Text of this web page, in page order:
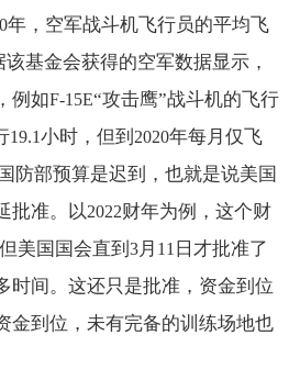
年，空军战斗机飞行员的平均飞
该基金会获得的空军数据显示，
例如F-15E“攻击鹰”战斗机的飞行
19.1小时，但到 2020年每月仅飞
防部预算是迟到，也就是说美国
批准。以2022财年为例，这个财
美国国会直到 3月 11 日才批准了
时间。这还只是批准，资金到位
金到位，未有完备的训练场地也